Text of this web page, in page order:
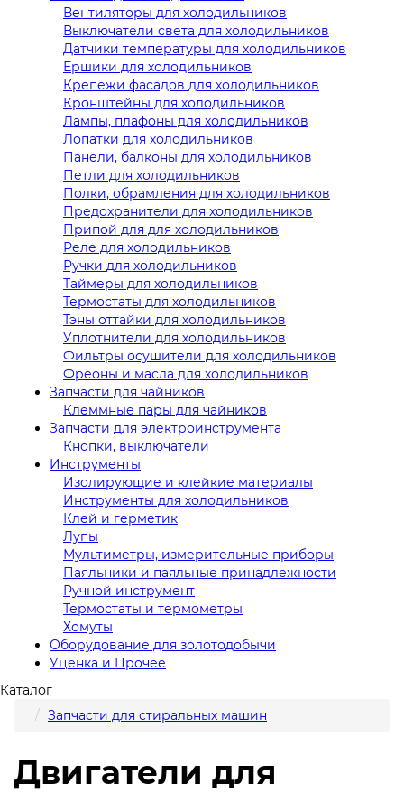
Вентиляторы для холодильников
Выключатели света для холодильников
Датчики температуры для холодильников
Ершики для холодильников
Крепежи фасадов для холодильников
Кронштейны для холодильников
Лампы, плафоны для холодильников
Лопатки для холодильников
Панели, балконы для холодильников
Петли для холодильников
Полки, обрамления для холодильников
Предохранители для холодильников
Припой для для холодильников
Реле для холодильников
Ручки для холодильников
Таймеры для холодильников
Термостаты для холодильников
Тэны оттайки для холодильников
Уплотнители для холодильников
Фильтры осушители для холодильников
Фреоны и масла для холодильников
Запчасти для чайников
Клеммные пары для чайников
Запчасти для электроинструмента
Кнопки, выключатели
Инструменты
Изолирующие и клейкие материалы
Инструменты для холодильников
Клей и герметик
Лупы
Мультиметры, измерительные приборы
Паяльники и паяльные принадлежности
Ручной инструмент
Термостаты и термометры
Хомуты
Оборудование для золотодобычи
Уценка и Прочее
Каталог
Запчасти для стиральных машин
Двигатели для